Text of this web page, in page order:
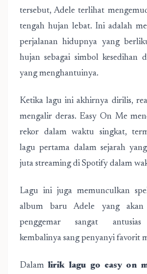
tersebut, Adele terlihat
tengah hujan lebat. Ini adalah
perjalanan hidupnya yang
hujan sebagai simbol kesedihan
yang menghantuinya.
Ketika lagu ini akhirnya dirilis,
mengalir deras. Easy On Me
rekor dalam waktu singkat,
lagu pertama dalam sejarah
juta streaming di Spotify dalam
Lagu ini juga memunculkan
album baru Adele yang akan
penggemar sangat antusias
kembalinya sang penyanyi favorit
Dalamlirik lagu go easy on